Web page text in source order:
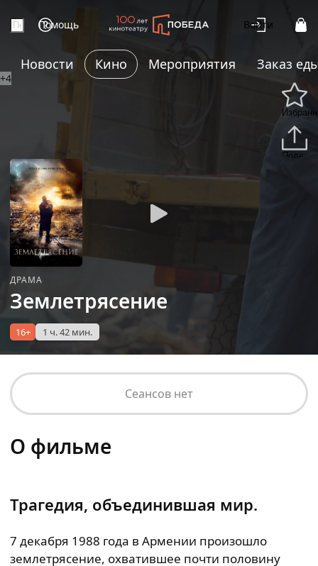
Помощь Войти
Новости Кино Мероприятия Заказ
+4
ДРАМА
Землетрясение
16+ 1 ч. 42 мин.
Сеансов нет
О фильме
Трагедия, объединившая мир.
7 декабря 1988 года в Армении произошло
землетрясение, охватившее почти половину